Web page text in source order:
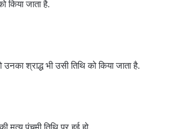
किया जाता है.
श्राद्ध भी उसी तिथि को किया जाता है.